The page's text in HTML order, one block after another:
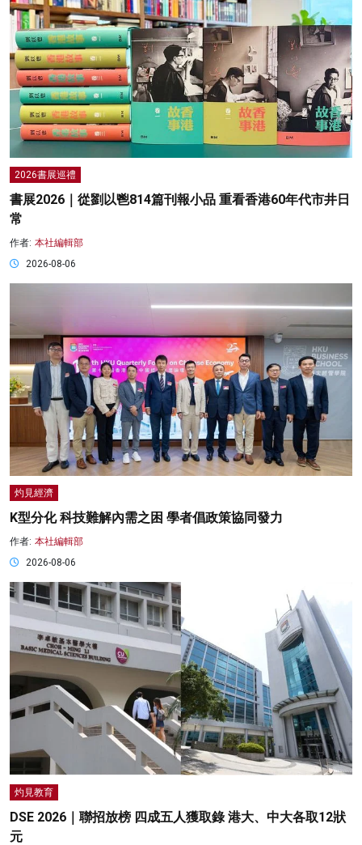
2026書展巡禮
書展2026｜從劉以鬯814篇刊報小品 重看香港60年代市井日
常
作者: 本社編輯部
2026-08-06
灼見經濟
K型分化 科技難解內需之困 學者倡政策協同發力
作者: 本社編輯部
2026-08-06
灼見教育
DSE 2026｜聯招放榜 四成五人獲取錄 港大、中大各取12狀
元